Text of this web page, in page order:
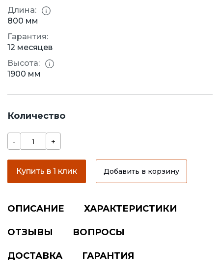
Длина:
800 мм
Гарантия:
12 месяцев
Высота:
1900 мм
Количество
- +
Купить в 1 клик Добавить в корзину
ОПИСАНИЕ ХАРАКТЕРИСТИКИ
ОТЗЫВЫ ВОПРОСЫ
ДОСТАВКА ГАРАНТИЯ